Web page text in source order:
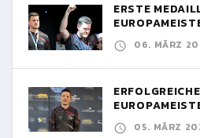
ERSTE
06. MÄRZ
05. MÄRZ